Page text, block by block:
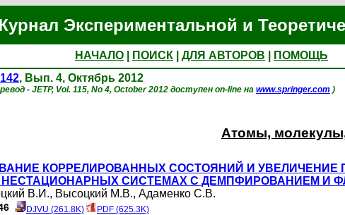
Экспериментальной и
НАЧАЛО ПОИСК ДЛЯ АВТОРОВ
ПОМОЩЬ
, Вып. 4, Октябрь 2012
- JETP, Vol. 115, No 4, October 2012 доступен on-line на www.springer.com )
Атомы,
КОРРЕЛИРОВАННЫХ СОСТОЯНИЙ И УВЕЛИЧЕНИЕ
СИСТЕМАХ С ДЕМПФИРОВАНИЕМ И
В.И., Высоцкий М.В., Адаменко С.В.
DJVU (261.8K) PDF (625.3K)